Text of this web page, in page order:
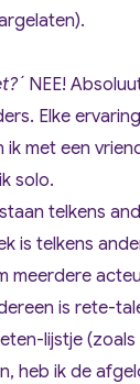
NEE!
Elke
ik met een
solo.
telkens
is telkens
meerdere
is rete-
lijstje
heb ik de